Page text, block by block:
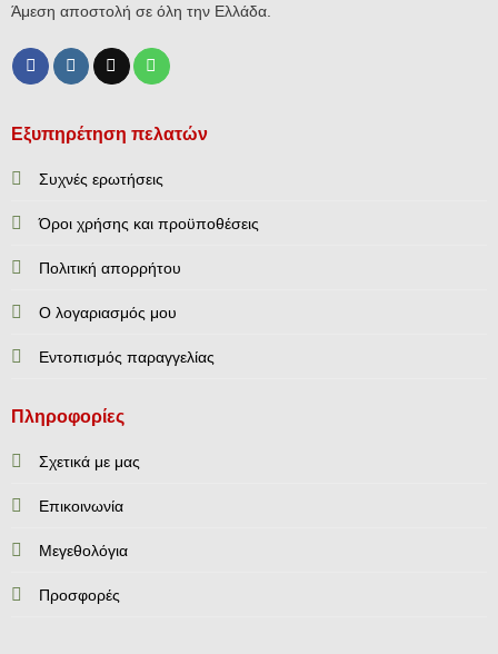
Άμεση αποστολή σε όλη την Ελλάδα.
Εξυπηρέτηση πελατών
Συχνές ερωτήσεις
Όροι χρήσης και προϋποθέσεις
Πολιτική απορρήτου
Ο λογαριασμός μου
Εντοπισμός παραγγελίας
Πληροφορίες
Σχετικά με μας
Επικοινωνία
Mεγεθολόγια
Προσφορές